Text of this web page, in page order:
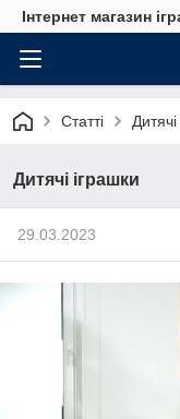
Інтернет магазин
Статті
Дитячі іграшки
29.03.2023